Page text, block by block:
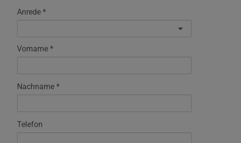
Anrede
Vorname
Nachname
Telefon